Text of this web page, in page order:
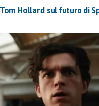
Tom Holland sul futuro di